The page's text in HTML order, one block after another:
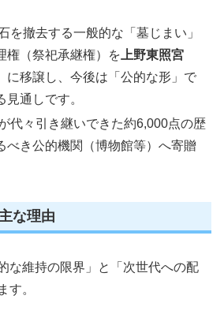
を撤去する一般的な「墓じまい」
権（祭祀承継権）を 上野東照宮
に移譲し、今後は「公的な形」で
通しです。
代々引き継いできた約6,000点の歴
べき公的機関（博物館等）へ寄贈
な理由
な維持の限界」と「次世代への配
す。